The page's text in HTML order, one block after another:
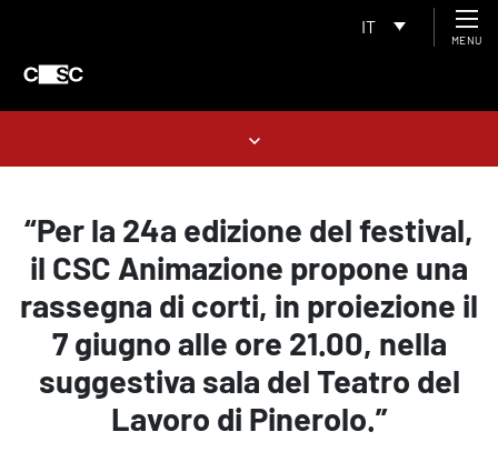
IT
MENU
“Per la 24a edizione del festival,
il CSC Animazione propone una
rassegna di corti, in proiezione il
7 giugno alle ore 21.00, nella
suggestiva sala del Teatro del
Lavoro di Pinerolo.”